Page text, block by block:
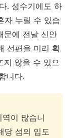
. 성수기에도 하
자 누릴 수 있습
문에 전날 신안
선편을 미리 확
지 않을 수 있으
니다.
이 많습니
당 섬의 입도